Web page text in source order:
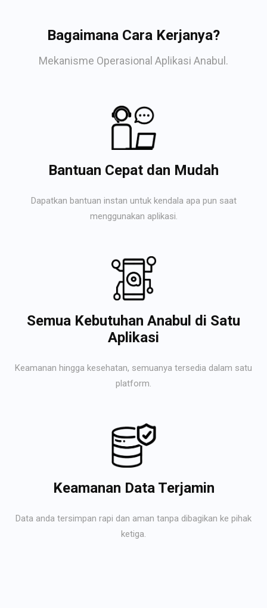
Bagaimana Cara Kerjanya?
Mekanisme Operasional Aplikasi Anabul.
Bantuan Cepat dan Mudah
Dapatkan bantuan instan untuk kendala apa pun saat
menggunakan aplikasi.
Semua Kebutuhan Anabul di Satu
Aplikasi
Keamanan hingga kesehatan, semuanya tersedia dalam satu
platform.
Keamanan Data Terjamin
Data anda tersimpan rapi dan aman tanpa dibagikan ke pihak
ketiga.